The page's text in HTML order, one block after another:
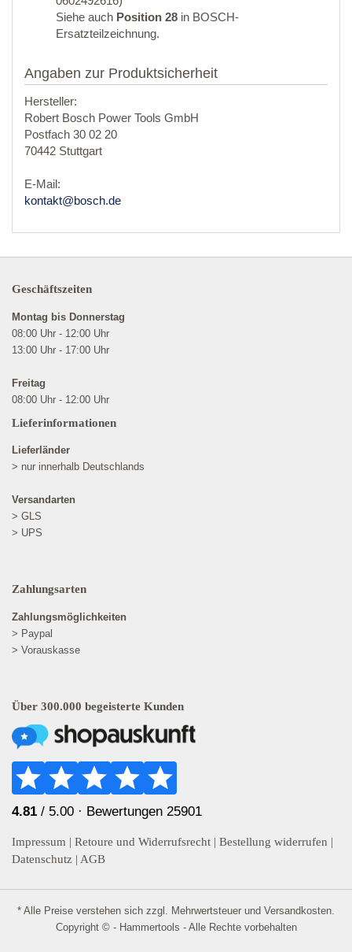
Siehe auch Position 28 in BOSCH-
Ersatzteilzeichnung.
Angaben zur Produktsicherheit
Hersteller:
Robert Bosch Power Tools GmbH
Postfach 30 02 20
70442 Stuttgart
E-Mail:
kontakt@bosch.de
Geschäftszeiten
Montag bis Donnerstag
08:00 Uhr - 12:00 Uhr
13:00 Uhr - 17:00 Uhr
Freitag
08:00 Uhr - 12:00 Uhr
Lieferinformationen
Lieferländer
> nur innerhalb Deutschlands
Versandarten
> GLS
> UPS
Zahlungsarten
Zahlungsmöglichkeiten
> Paypal
> Vorauskasse
Über 300.000 begeisterte Kunden
4.81 / 5.00 · Bewertungen 25901
Impressum | Retoure und Widerrufsrecht | Bestellung widerrufen |
Datenschutz | AGB
* Alle Preise verstehen sich zzgl. Mehrwertsteuer und Versandkosten.
Copyright © - Hammertools - Alle Rechte vorbehalten